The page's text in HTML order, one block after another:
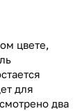
цвете,
для
два